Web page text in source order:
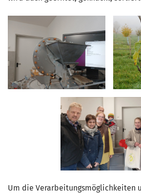
Um die Verarbeitungsmöglichkeiten